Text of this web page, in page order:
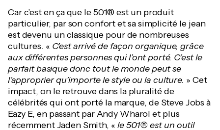
Car c’est en ça que le 501® est un produit
particulier, par son confort et sa simplicité le jean
est devenu un classique pour de nombreuses
cultures. « C’est arrivé de façon organique, grâce
aux différentes personnes qui l’ont porté. C’est le
parfait basique donc tout le monde peut se
l’approprier qu’importe le style ou la culture. » Cet
impact, on le retrouve dans la pluralité de
célébrités qui ont porté la marque, de Steve Jobs à
Eazy E, en passant par Andy Wharol et plus
récemment Jaden Smith, « le 501® est un outil